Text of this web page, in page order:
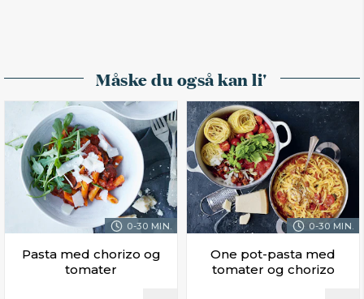
Måske du også kan li'
0-30 MIN.
Pasta med chorizo og
tomater
0-30 MIN.
One pot-pasta med
tomater og chorizo